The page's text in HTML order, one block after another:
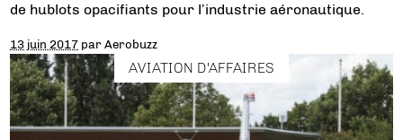
de hublots opacifiants pour l’industrie aéronautique.
13 juin 2017 parAerobuzz
AVIATION D'AFFAIRES